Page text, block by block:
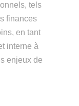
tels
finances
en tant
interne à
enjeux de